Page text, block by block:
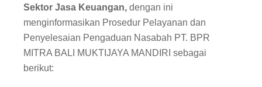
Sektor Jasa Keuangan, dengan ini
menginformasikan Prosedur Pelayanan dan
Penyelesaian Pengaduan Nasabah PT. BPR
MITRA BALI MUKTIJAYA MANDIRI sebagai
berikut: